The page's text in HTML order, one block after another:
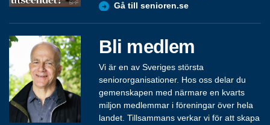
Gå till senioren.se
Bli medlem
Vi är en av Sveriges största
seniororganisationer. Hos oss delar du
gemenskapen med närmare en kvarts
miljon medlemmar i föreningar över hela
landet. Tillsammans verkar vi för att skapa